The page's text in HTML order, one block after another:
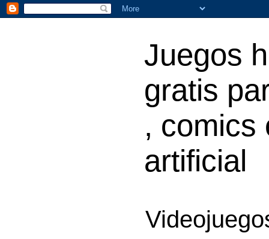
Juegos
gratis
, comics
artificial